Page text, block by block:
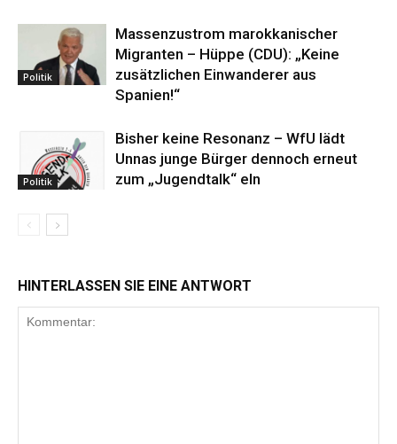
Politik
Massenzustrom marokkanischer
Migranten – Hüppe (CDU): „Keine
zusätzlichen Einwanderer aus
Spanien!“
Politik
Bisher keine Resonanz – WfU lädt
Unnas junge Bürger dennoch erneut
zum „Jugendtalk“ eln
HINTERLASSEN SIE EINE ANTWORT